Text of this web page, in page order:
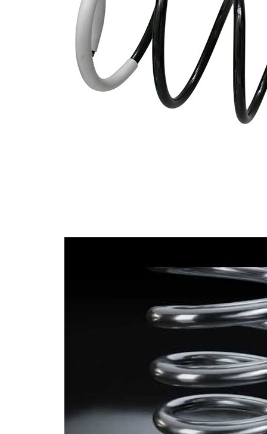
průměrem
Vnější
průměr
166 mm
Doplňkový
výrobek/
doplňkové
info
pouzdrem
Počet